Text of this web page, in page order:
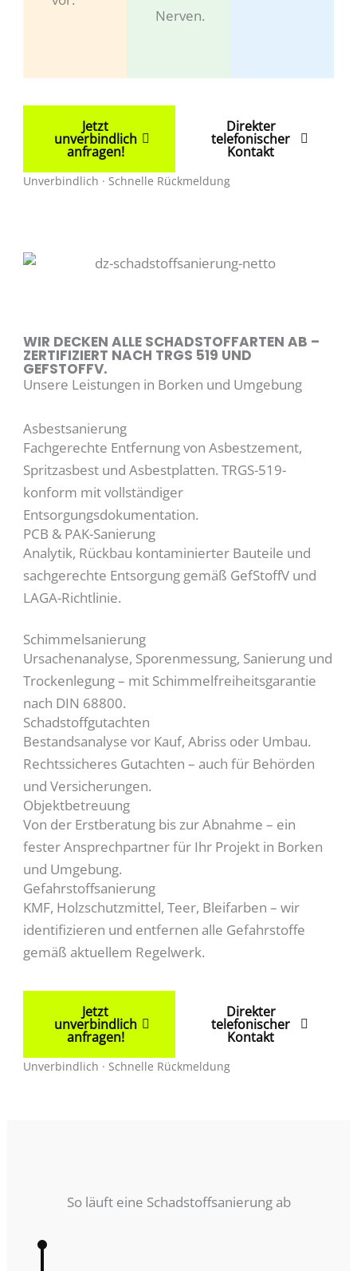
Nerven.
Jetzt
unverbindlich
anfragen!
Direkter
telefonischer
Kontakt
Unverbindlich · Schnelle Rückmeldung
WIR DECKEN ALLE SCHADSTOFFARTEN AB –
ZERTIFIZIERT NACH TRGS 519 UND
GEFSTOFFV.
Unsere Leistungen in Borken und Umgebung
Asbestsanierung
Fachgerechte Entfernung von Asbestzement,
Spritzasbest und Asbestplatten. TRGS-519-
konform mit vollständiger
Entsorgungsdokumentation.
PCB & PAK-Sanierung
Analytik, Rückbau kontaminierter Bauteile und
sachgerechte Entsorgung gemäß GefStoffV und
LAGA-Richtlinie.
Schimmelsanierung
Ursachenanalyse, Sporenmessung, Sanierung und
Trockenlegung – mit Schimmelfreiheitsgarantie
nach DIN 68800.
Schadstoffgutachten
Bestandsanalyse vor Kauf, Abriss oder Umbau.
Rechtssicheres Gutachten – auch für Behörden
und Versicherungen.
Objektbetreuung
Von der Erstberatung bis zur Abnahme – ein
fester Ansprechpartner für Ihr Projekt in Borken
und Umgebung.
Gefahrstoffsanierung
KMF, Holzschutzmittel, Teer, Bleifarben – wir
identifizieren und entfernen alle Gefahrstoffe
gemäß aktuellem Regelwerk.
Jetzt
unverbindlich
anfragen!
Direkter
telefonischer
Kontakt
Unverbindlich · Schnelle Rückmeldung
So läuft eine Schadstoffsanierung ab